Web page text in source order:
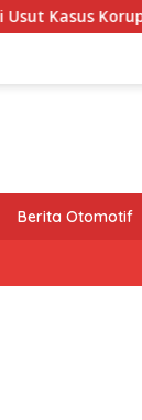
PLN, Asabri,
Berita Otomotif